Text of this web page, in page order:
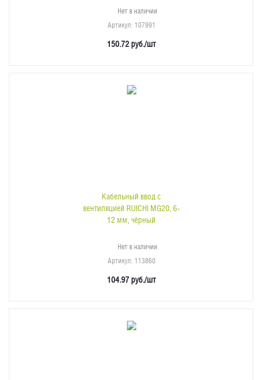
Нет в наличии
Артикул: 107991
150.72 руб./шт
Кабельный ввод с
вентиляцией RUICHI MG20, 6-
12 мм, чёрный
Нет в наличии
Артикул: 113860
104.97 руб./шт